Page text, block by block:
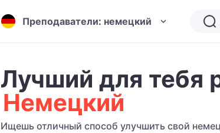
Преподаватели: немецкий
Лучший для тебя
Немецкий
Ищешь отличный способ улучшить свой